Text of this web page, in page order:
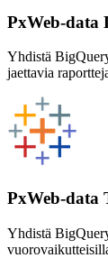
PxWeb-data
Yhdistä
jaettavia
PxWeb-data
Yhdistä